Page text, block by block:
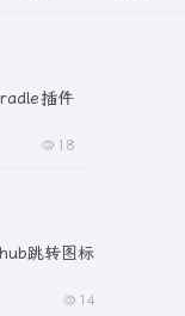
插件
18
跳转图标
14